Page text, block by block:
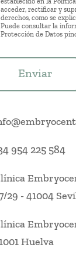
acceder, rectificar y
derechos, como se
Puede consultar la
Protección de Datos
Enviar
954 225 584
29 -41004
Huelva